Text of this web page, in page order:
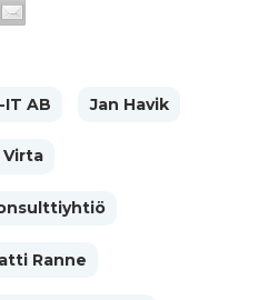
IT AB Jan Havik
Virta
Ranne